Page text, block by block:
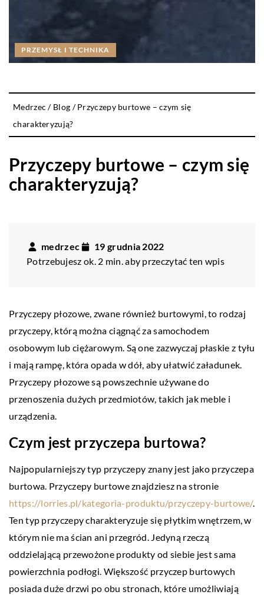
PRZEMYSŁ I TECHNIKA
Medrzec / Blog /Przyczepy burtowe – czym się
charakteryzują?
Przyczepy burtowe – czym się
charakteryzują?
medrzec
19 grudnia 2022
Potrzebujesz ok. 2 min. aby przeczytać ten wpis
Przyczepy płozowe, zwane również burtowymi, to rodzaj
przyczepy, którą można ciągnąć za samochodem
osobowym lub ciężarowym. Są one zazwyczaj płaskie z tyłu
i mają rampę, która opada w dół, aby ułatwić załadunek.
Przyczepy płozowe są powszechnie używane do
przenoszenia dużych przedmiotów, takich jak meble i
urządzenia.
Czym jest przyczepa burtowa?
Najpopularniejszy typ przyczepy znany jest jako przyczepa
burtowa. Przyczepy burtowe znajdziesz na stronie
https://lorries.pl/kategoria-produktu/przyczepy-burtowe/.
Ten typ przyczepy charakteryzuje się płytkim wnętrzem, w
którym nie ma ścian ani przegród. Jedyną rzeczą
oddzielającą przewożone produkty od siebie jest sama
powierzchnia podłogi. Większość przyczep burtowych
posiada duże drzwi po obu stronach, które umożliwiają